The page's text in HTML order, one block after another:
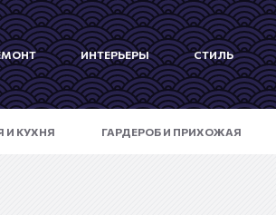
ИНТЕРЬЕРЫ СТИЛЬ
И КУХНЯ ГАРДЕРОБ И ПРИХОЖАЯ